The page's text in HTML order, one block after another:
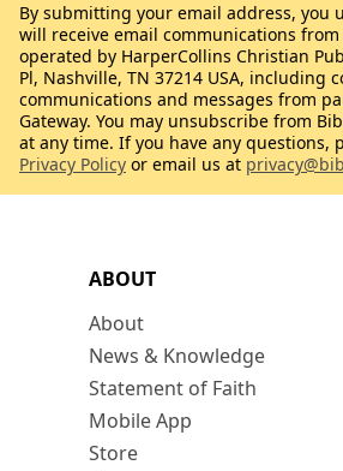
ABOUT
About
News & Knowledge
Statement of Faith
Mobile App
Store
By submitting your email address, you
will receive email communications from
operated by HarperCollins Christian
Pl, Nashville, TN 37214 USA, including
communications and messages from
Gateway. You may unsubscribe from
at any time. If you have any questions,
Privacy Policy or email us at